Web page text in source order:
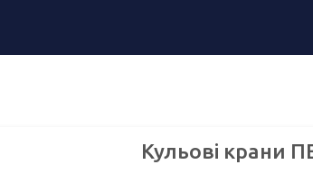
Кульові крани